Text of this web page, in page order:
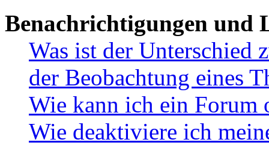
Benachrichtigungen und
Was ist der Unterschied
der Beobachtung eines
Wie kann ich ein Forum
Wie deaktiviere ich